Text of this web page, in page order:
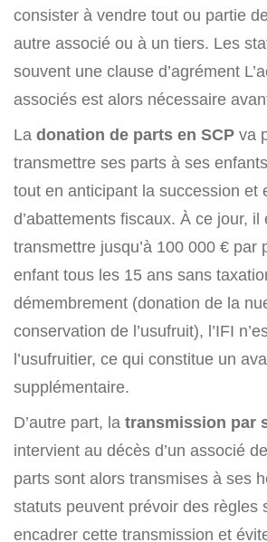
consister à vendre tout ou partie
autre associé ou à un tiers. Les
souvent une clause d’agrément
associés est alors nécessaire
La donation de parts en SCP va
transmettre ses parts à ses
tout en anticipant la succession et
d’abattements fiscaux. À ce jour,
transmettre jusqu’à 100 000 € par
enfant tous les 15 ans sans
démembrement (donation de la
conservation de l’usufruit), l’IFI
l’usufruitier, ce qui constitue un
supplémentaire.
D’autre part, la transmission par
intervient au décès d’un associé
parts sont alors transmises à ses
statuts peuvent prévoir des règles
encadrer cette transmission et